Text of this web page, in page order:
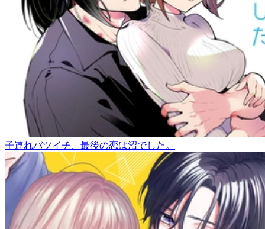
子連れバツイチ、最後の恋は沼でした。